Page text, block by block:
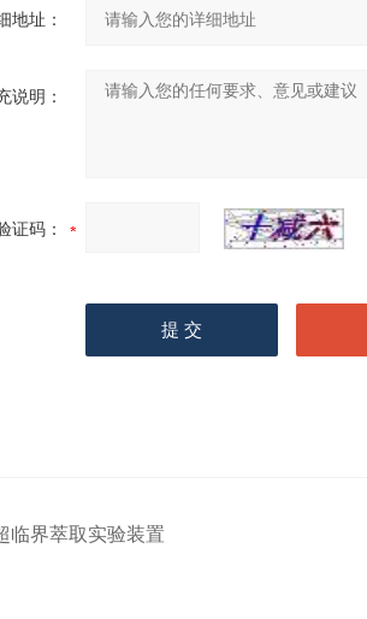
地址：
说明：
证码：
临界萃取实验装置